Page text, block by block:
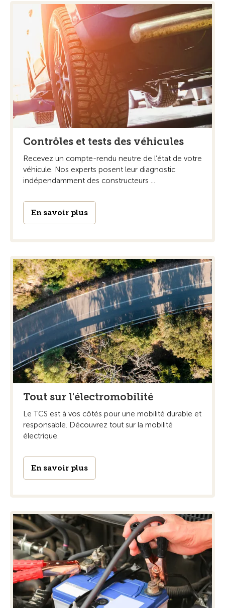
Contrôles et tests des véhicules
Recevez un compte-rendu neutre de l’état de votre
véhicule. Nos experts posent leur diagnostic
indépendamment des constructeurs ...
En savoir plus
Tout sur l'électromobilité
Le TCS est à vos côtés pour une mobilité durable et
responsable. Découvrez tout sur la mobilité
électrique.
En savoir plus